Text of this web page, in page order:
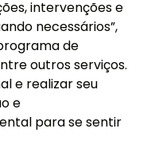
intervenções e
necessários”,
de
outros serviços.
e realizar seu
e
para se sentir